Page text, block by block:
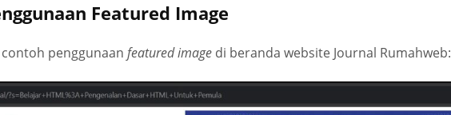
Featured Image
penggunaan featured image di beranda website Journal Rumahweb: